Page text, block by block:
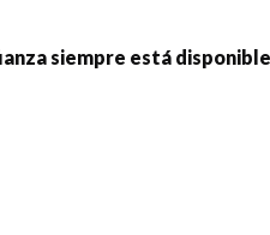
siempre está disponible